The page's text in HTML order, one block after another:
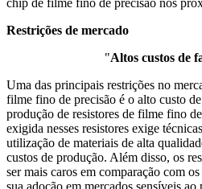
chip de filme fino de precisão nos
Restrições de mercado
"Altos custos de
Uma das principais restrições no
filme fino de precisão é o alto custo
produção de resistores de filme fino
exigida nesses resistores exige
utilização de materiais de alta
custos de produção. Além disso, os
ser mais caros em comparação com